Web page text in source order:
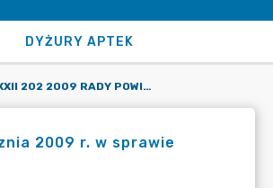
DYŻURY APTEK
UCHWAŁA NR XXXII 202 2009 RADY POWIATU ZGORZELECKIEGO Z DNIA 29 STYCZNIA 2009 R. W SPRAWIE ZMIAN W BUDŻECIE POWIATU ZGORZELECKIEGO NA 2009 ROK
2009 r. w sprawie